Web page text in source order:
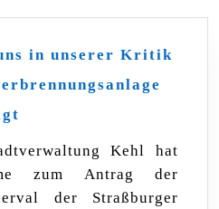
in unserer Kritik
uns
in
unserer
Kehl hat
zum Antrag der
der Straßburger